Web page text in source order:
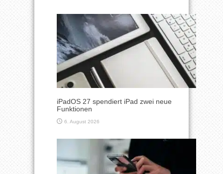
iPadOS 27 spendiert iPad zwei neue
Funktionen
6. August 2026